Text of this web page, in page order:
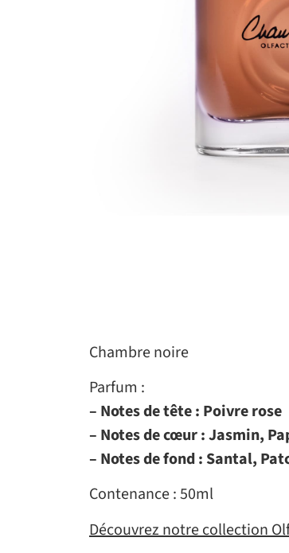
Chambre noire
Parfum :
– Notes de tête : Poivre rose
– Notes de cœur : Jasmin,
– Notes de fond : Santal,
Contenance : 50ml
Découvrez notre collection